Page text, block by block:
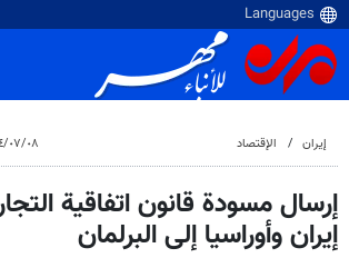
إيران الإقتصاد ٠٨‏/٠٧‏/٢٠٢٤، ١٠:٣٣ ص
إرسال مسودة قانون اتفاقية
إيران وأوراسيا إلى البرلمان